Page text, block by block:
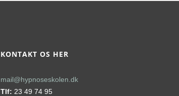
KONTAKT OS HER
mail@hypnoseskolen.dk
Tlf: 23 49 74 95